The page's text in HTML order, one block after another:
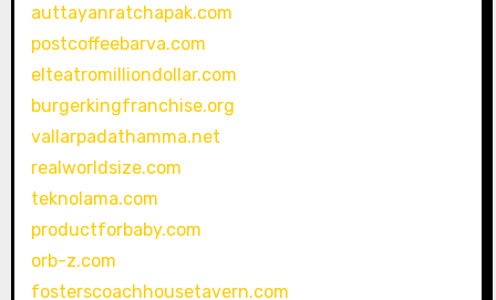
auttayanratchapak.com
postcoffeebarva.com
elteatromilliondollar.com
burgerkingfranchise.org
vallarpadathamma.net
realworldsize.com
teknolama.com
productforbaby.com
orb-z.com
fosterscoachhousetavern.com